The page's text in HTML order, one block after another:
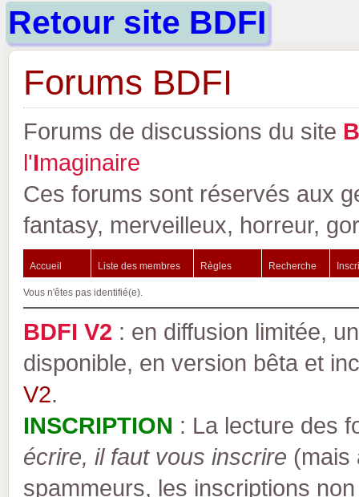
Retour site BDFI
Forums BDFI
Forums de discussions du site B
l'Imaginaire
Ces forums sont réservés aux
fantasy, merveilleux, horreur,
Accueil Liste des membres Règles Recherche
Vous n'êtes pas identifié(e).
BDFI V2 : en diffusion limitée,
disponible, en version bêta et
V2.
INSCRIPTION : La lecture des
écrire, il faut vous inscrire (mais
spammeurs, les inscriptions